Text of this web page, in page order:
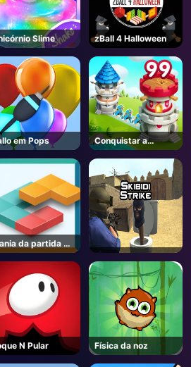
Slime zBall 4 Halloween
em Pops
Conquistar a
cidade
da partida de
N Pular Física da noz